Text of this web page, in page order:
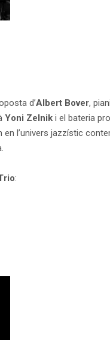
d’Albert Bover,
Yoni Zelnik i el bateria
l’univers jazzístic
: